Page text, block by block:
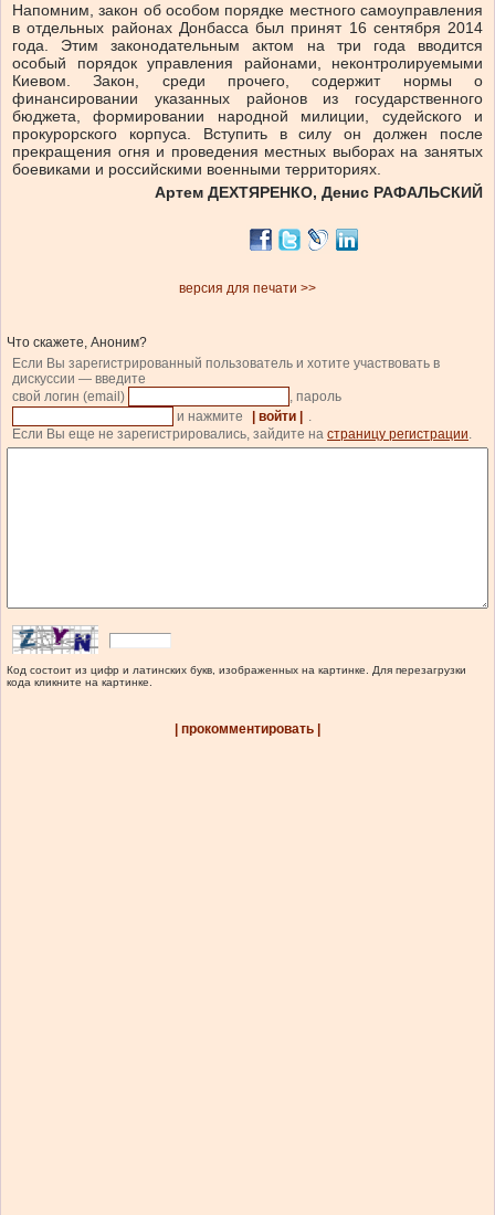
Напомним,закон об особом порядке местного самоуправления
в отдельных районах Донбасса был принят 16 сентября 2014
года. Этим законодательным актом на три года вводится
особый порядок управления районами, неконтролируемыми
Киевом. Закон, среди прочего, содержит нормы о
финансировании указанных районов из государственного
бюджета, формировании народной милиции, судейского и
прокурорского корпуса. Вступить в силу он должен после
прекращения огня и проведения местных выборах на занятых
боевиками и российскими военными территориях.
Артем ДЕХТЯРЕНКО, Денис РАФАЛЬСКИЙ
версия для печати >>
Что скажете, Аноним?
Если Вы зарегистрированный пользователь и хотите участвовать в
дискуссии — введите
свой логин (email)
, пароль
и нажмите
| войти |
.
Если Вы еще не зарегистрировались, зайдите на страницу регистрации.
Код состоит из цифр и латинских букв, изображенных на картинке. Для перезагрузки
кода кликните на картинке.
| прокомментировать |